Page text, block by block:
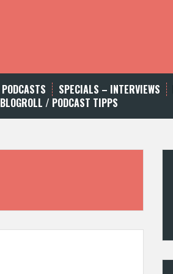
PODCASTS SPECIALS – INTERVIEWS
BLOGROLL / PODCAST TIPPS